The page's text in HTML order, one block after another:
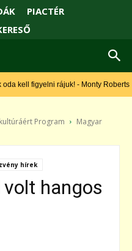
PIACTÉR
kell figyelni rájuk! - Monty Roberts
Program
Magyar
hírek
hangos